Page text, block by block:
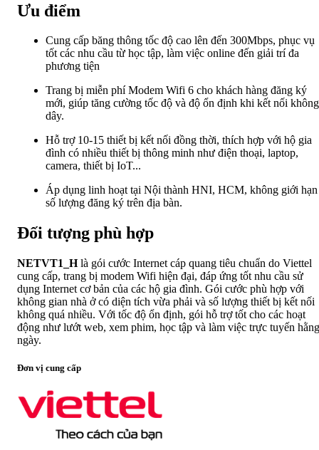
Ưu điểm
Cung cấp băng thông tốc độ cao lên đến 300Mbps, phục vụ
tốt các nhu cầu từ học tập, làm việc online đến giải trí đa
phương tiện
Trang bị miễn phí Modem Wifi 6 cho khách hàng đăng ký
mới, giúp tăng cường tốc độ và độ ổn định khi kết nối không
dây.
Hỗ trợ 10-15 thiết bị kết nối đồng thời, thích hợp với hộ gia
đình có nhiều thiết bị thông minh như điện thoại, laptop,
camera, thiết bị IoT...
Áp dụng linh hoạt tại Nội thành HNI, HCM, không giới hạn
số lượng đăng ký trên địa bàn.
Đối tượng phù hợp
NETVT1_Hlà gói cước Internet cáp quang tiêu chuẩn do Viettel
cung cấp, trang bị modem Wifi hiện đại, đáp ứng tốt nhu cầu sử
dụng Internet cơ bản của các hộ gia đình. Gói cước phù hợp với
không gian nhà ở có diện tích vừa phải và số lượng thiết bị kết nối
không quá nhiều. Với tốc độ ổn định, gói hỗ trợ tốt cho các hoạt
động như lướt web, xem phim, học tập và làm việc trực tuyến hằng
ngày.
Đơn vị cung cấp